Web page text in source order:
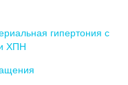
гипертония с
ХПН